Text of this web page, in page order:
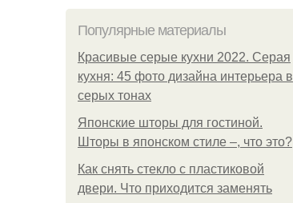
Популярные материалы
Красивые серые кухни 2022. Серая
кухня: 45 фото дизайна интерьера в
серых тонах
Японские шторы для гостиной.
Шторы в японском стиле –, что это?
Как снять стекло с пластиковой
двери. Что приходится заменять